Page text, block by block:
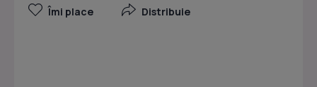
Îmi place Distribuie